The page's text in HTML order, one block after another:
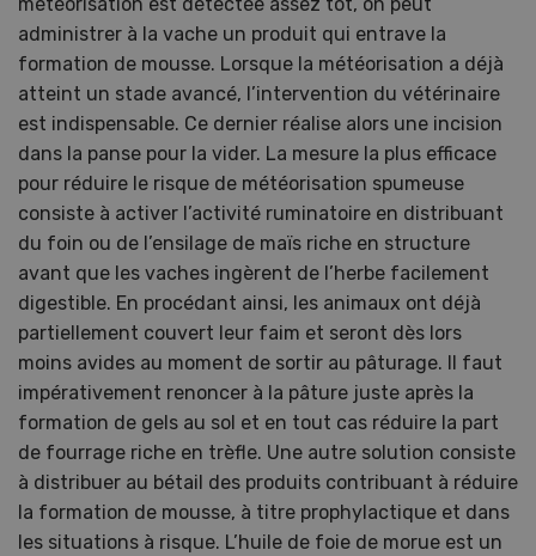
administrer à la vache un produit qui entrave la
formation de mousse. Lorsque la météorisation a déjà
atteint un stade avancé, l’intervention du vétérinaire
est indispensable. Ce dernier réalise alors une incision
dans la panse pour la vider. La mesure la plus efficace
pour réduire le risque de météorisation spumeuse
consiste à activer l’activité ruminatoire en distribuant
du foin ou de l’ensilage de maïs riche en structure
avant que les vaches ingèrent de l’herbe facilement
digestible. En procédant ainsi, les animaux ont déjà
partiellement couvert leur faim et seront dès lors
moins avides au moment de sortir au pâturage. Il faut
impérativement renoncer à la pâture juste après la
formation de gels au sol et en tout cas réduire la part
de fourrage riche en trèfle. Une autre solution consiste
à distribuer au bétail des produits contribuant à réduire
la formation de mousse, à titre prophylactique et dans
les situations à risque. L’huile de foie de morue est un